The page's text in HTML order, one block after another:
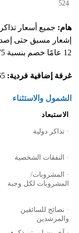
524
هام: جميع أسعار
إشعار مسبق حتى
12 عامًا خصم بنسبة 75%
غرفة إضافية فردية:
الشمول والاستثناء
الاستبعاد
· تذاكر دولية
· النفقات الشخصية
· المشروبات/
المشروبات لكل وجبة
· نصائح للسائقين
والمرشدين